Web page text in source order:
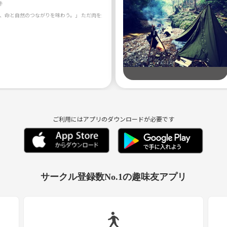
ご利用にはアプリのダウンロードが必要です
サークル登録数No.1の趣味友アプリ